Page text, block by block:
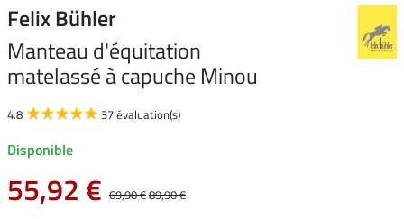
Felix Bühler
Manteau d'équitation
matelassé à capuche Minou
4.8 37 évaluation(s)
Disponible
55,92 € 69,90 €89,90 €